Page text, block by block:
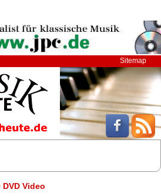
Sitemap
DVD Video